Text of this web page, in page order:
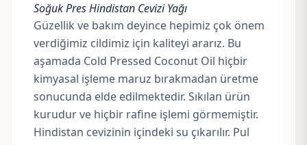
Soğuk Pres Hindistan Cevizi Yağı
Güzellik ve bakım deyince hepimiz çok önem
verdiğimiz cildimiz için kaliteyi ararız. Bu
aşamada Cold Pressed Coconut Oil hiçbir
kimyasal işleme maruz bırakmadan üretme
sonucunda elde edilmektedir. Sıkılan ürün
kurudur ve hiçbir rafine işlemi görmemiştir.
Hindistan cevizinin içindeki su çıkarılır. Pul